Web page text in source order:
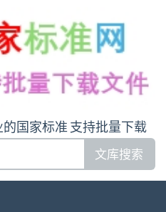
国家标准 支持批量下载
文库搜索